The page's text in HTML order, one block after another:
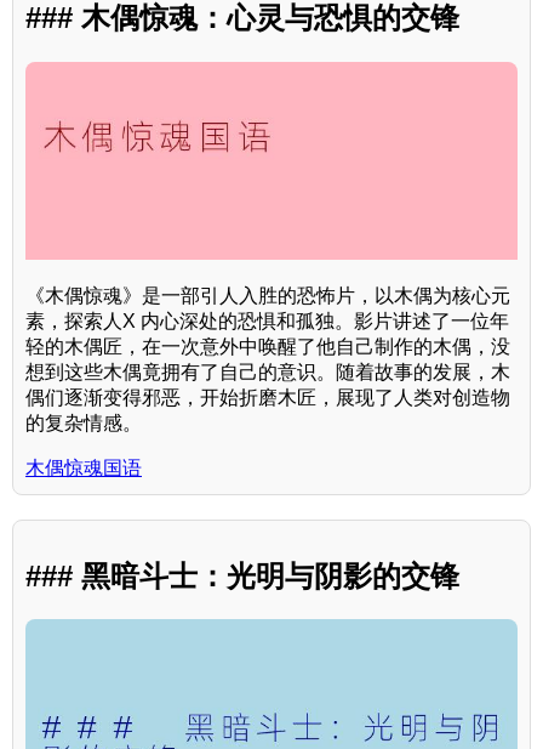
### 木偶惊魂：心灵与恐惧的交锋
《木偶惊魂》是一部引人入胜的恐怖片，以木偶为核心元
素，探索人X 内心深处的恐惧和孤独。影片讲述了一位年
轻的木偶匠，在一次意外中唤醒了他自己制作的木偶，没
想到这些木偶竟拥有了自己的意识。随着故事的发展，木
偶们逐渐变得邪恶，开始折磨木匠，展现了人类对创造物
的复杂情感。
木偶惊魂国语
### 黑暗斗士：光明与阴影的交锋